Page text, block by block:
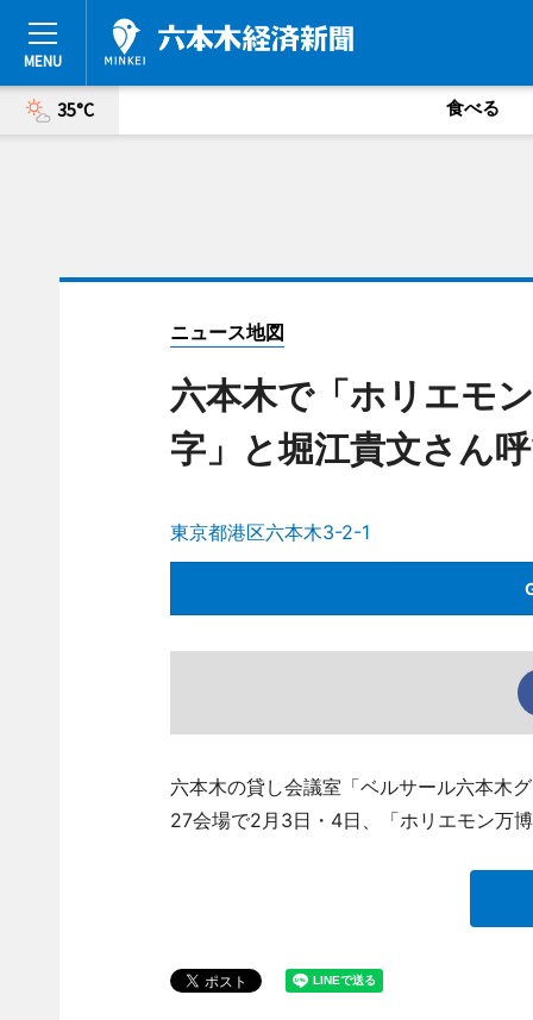
35°C 食べる
ニュース地図
六本木で「ホリエモ
字」と堀江貴文さん
東京都港区六本木3-2-1
六本木の貸し会議室「ベルサール六本木
27会場で2月3日・4日、「ホリエモン万